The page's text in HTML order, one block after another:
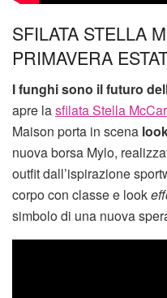
SFILATA STELLA
PRIMAVERA
I funghi sono il futuro
apre lasfilata Stella
Maison porta in scena
nuova borsa Mylo,
outfit dall’ispirazione
corpo con classe e look
simbolo di una nuova